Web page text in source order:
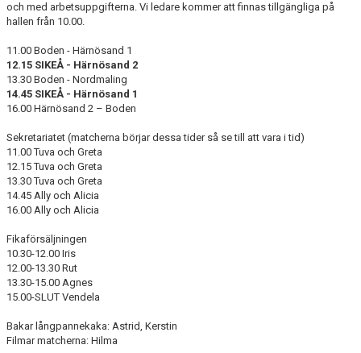
och med arbetsuppgifterna. Vi ledare kommer att finnas tillgängliga på
hallen från 10.00.
11.00 Boden - Härnösand 1
12.15 SIKEÅ - Härnösand 2
13.30 Boden - Nordmaling
14.45 SIKEÅ - Härnösand 1
16.00 Härnösand 2 – Boden
Sekretariatet (matcherna börjar dessa tider så se till att vara i tid)
11.00 Tuva och Greta
12.15 Tuva och Greta
13.30 Tuva och Greta
14.45 Ally och Alicia
16.00 Ally och Alicia
Fikaförsäljningen
10.30-12.00 Iris
12.00-13.30 Rut
13.30-15.00 Agnes
15.00-SLUT Vendela
Bakar långpannekaka: Astrid, Kerstin
Filmar matcherna: Hilma